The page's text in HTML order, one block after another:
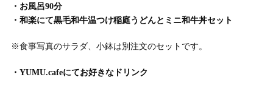
・お風呂90分
・和楽にて黒毛和牛温つけ稲庭うどんとミニ和牛丼セット
※食事写真のサラダ、小鉢は別注文のセットです。
・YUMU.cafeにてお好きなドリンク